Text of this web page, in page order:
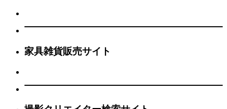
家具雑貨販売サイト